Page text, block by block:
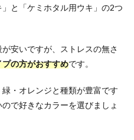
と「ケミホタル用ウキ」の2つ
安いですが、ストレスの無さ
の方がおすすめです。
・オレンジと種類が豊富です
で好きなカラーを選びましょ